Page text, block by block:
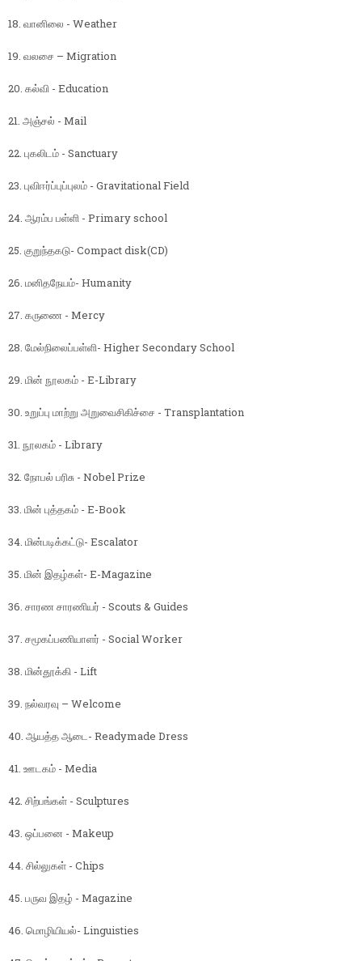
18. வானிலை - Weather
19. வலசை – Migration
20. கல்வி - Education
21. அஞ்சல் - Mail
22. புகலிடம் - Sanctuary
23. புவிஈர்ப்புப்புலம் - Gravitational Field
24. ஆரம்ப பள்ளி - Primary school
25. குறுந்தகடு- Compact disk(CD)
26. மனிதநேயம்- Humanity
27. கருணை - Mercy
28. மேல்நிலைப்பள்ளி- Higher Secondary School
29. மின் நூலகம் - E-Library
30. உறுப்பு மாற்று அறுவைசிகிச்சை - Transplantation
31. நூலகம் - Library
32. நோபல் பரிசு - Nobel Prize
33. மின் புத்தகம் - E-Book
34. மின்படிக்கட்டு- Escalator
35. மின் இதழ்கள்- E-Magazine
36. சாரண சாரணியர் - Scouts & Guides
37. சமூகப்பணியாளர் - Social Worker
38. மின்தூக்கி - Lift
39. நல்வரவு – Welcome
40. ஆயத்த ஆடை- Readymade Dress
41. ஊடகம் - Media
42. சிற்பங்கள் - Sculptures
43. ஒப்பனை - Makeup
44. சில்லுகள் - Chips
45. பருவ இதழ் - Magazine
46. மொழியியல்- Linguisties